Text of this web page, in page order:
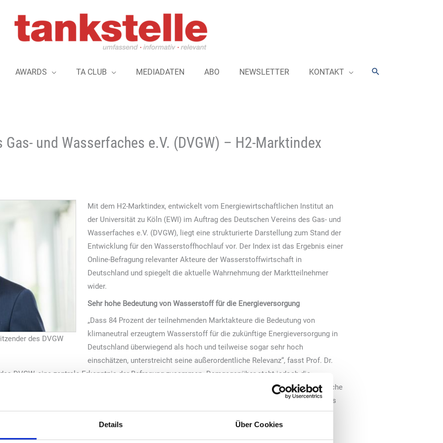
Details Über Cookies
AWARDS TA CLUB MEDIADATEN ABO NEWSLETTER KONTAKT Suchen
Gas- und Wasserfaches e.V. (DVGW) – H2-Marktindex
des DVGW
Mit dem H2-Marktindex, entwickelt vom Energiewirtschaftlichen Institut an
der Universität zu Köln (EWI) im Auftrag des Deutschen Vereins des Gas- und
Wasserfaches e.V. (DVGW), liegt eine strukturierte Darstellung zum Stand der
Entwicklung für den Wasserstoffhochlauf vor. Der Index ist das Ergebnis einer
Online-Befragung relevanter Akteure der Wasserstoffwirtschaft in
Deutschland und spiegelt die aktuelle Wahrnehmung der Marktteilnehmer
wider.
Sehr hohe Bedeutung von Wasserstoff für die Energieversorgung
„Dass 84 Prozent der teilnehmenden Marktakteure die Bedeutung von
klimaneutral erzeugtem Wasserstoff für die zukünftige Energieversorgung in
Deutschland überwiegend als hoch und teilweise sogar sehr hoch
einschätzen, unterstreicht seine außerordentliche Relevanz“, fasst Prof. Dr.
DVGW, eine zentrale Erkenntnis der Befragung zusammen. Demgegenüber steht jedoch die
die mit 42 von 100 Punkten eher im Mittelfeld der Skala liegt. „Das zeigt: Die Bereitschaft der Branche
gestellt werden, dass sich alles in Richtung H2 entwickeln kann. Die Schaffung eines neuen Marktes
ist ein ambitioniertes Unterfangen, da eine große Anzahl an Stakeholdern entlang der
neue Regeln und geeignete Rahmenbedingungen geschaffen werden müssen. Als die im
für Wasserstoffinfrastrukturen wird der DVGW mit der Erstellung eines verbindlichen